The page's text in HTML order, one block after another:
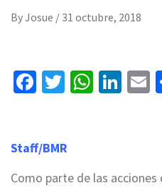
ByJosue / 31 octubre, 2018
Facebook
Twitter
Staff/BMR
Como parte de las